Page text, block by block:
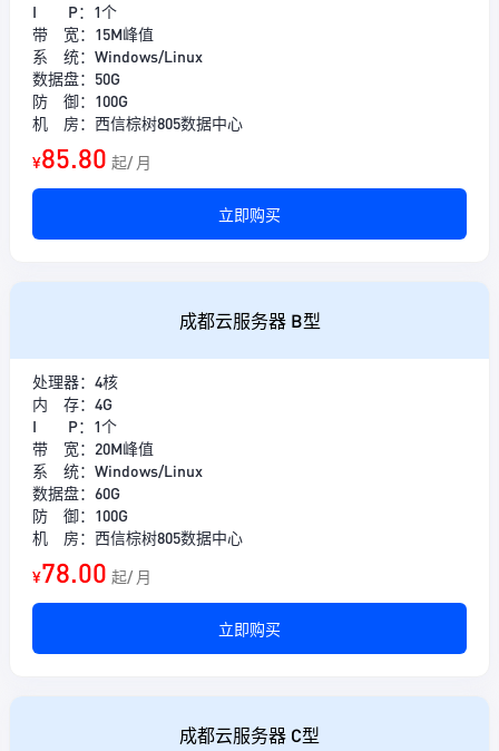
I P：1个
带 宽：15M峰值
系 统：Windows/Linux
数据盘：50G
防 御：100G
机 房：西信棕树805数据中心
¥85.80 起/ 月
立即购买
成都云服务器 B型
处理器：4核
内 存：4G
I P：1个
带 宽：20M峰值
系 统：Windows/Linux
数据盘：60G
防 御：100G
机 房：西信棕树805数据中心
¥78.00 起/ 月
立即购买
成都云服务器 C型